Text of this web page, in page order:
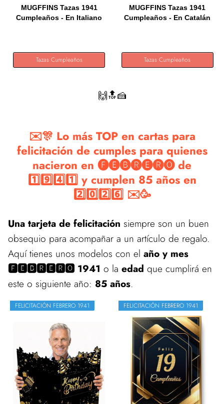
MUGFFINS Tazas 1941
Cumpleaños - En Italiano
Tazas Cumpleaños
MUGFFINS Tazas 1941
Cumpleaños - En Catalán
Tazas Cumpleaños
🙌🔝🍰
✉️🎊 Lo más TOP en cartas para
felicitación de cumples para quienes
nacieron en 🅕🅔🅑🅡🅔🅡🅞 de
1️⃣9️⃣4️⃣1️⃣ y cumplen 85 años en
2️⃣0️⃣2️⃣6️⃣ ✉️🥳
Una tarjeta de felicitación siempre son un buen
obsequio para acompañar a un artículo de regalo.
Aquí tienes unos modelos con el año y mes
🅵🅴🅱🆁🅴🆁🅾 1941 o la edad que cumplirá en
este o siguiente año: 85 años.
FELICITACIÓN FEBRERO 1941 FELICITACIÓN FEBRERO 1941